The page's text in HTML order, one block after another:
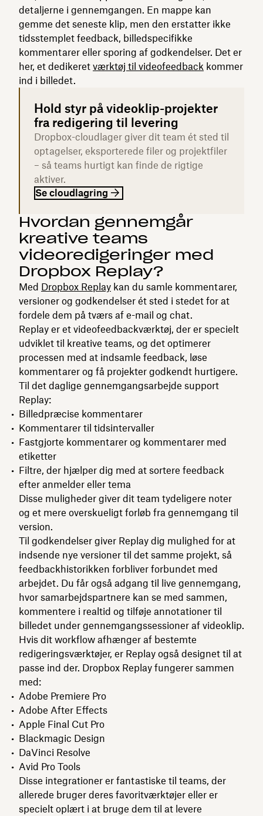
detaljerne i gennemgangen. En mappe kan
gemme det seneste klip, men den erstatter ikke
tidsstemplet feedback, billedspecifikke
kommentarer eller sporing af godkendelser. Det er
her, et dedikeret værktøj til videofeedback kommer
ind i billedet.
Hold styr på videoklip-projekter
fra redigering til levering
Dropbox-cloudlager giver dit team ét sted til
optagelser, eksporterede filer og projektfiler
– så teams hurtigt kan finde de rigtige
aktiver.
Se cloudlagring
Hvordan gennemgår
kreative teams
videoredigeringer med
Dropbox Replay?
Med Dropbox Replay kan du samle kommentarer,
versioner og godkendelser ét sted i stedet for at
fordele dem på tværs af e-mail og chat.
Replay er et videofeedbackværktøj, der er specielt
udviklet til kreative teams, og det optimerer
processen med at indsamle feedback, løse
kommentarer og få projekter godkendt hurtigere.
Til det daglige gennemgangsarbejde support
Replay:
Billedpræcise kommentarer
Kommentarer til tidsintervaller
Fastgjorte kommentarer og kommentarer med
etiketter
Filtre, der hjælper dig med at sortere feedback
efter anmelder eller tema
Disse muligheder giver dit team tydeligere noter
og et mere overskueligt forløb fra gennemgang til
version.
Til godkendelser giver Replay dig mulighed for at
indsende nye versioner til det samme projekt, så
feedbackhistorikken forbliver forbundet med
arbejdet. Du får også adgang til live gennemgang,
hvor samarbejdspartnere kan se med sammen,
kommentere i realtid og tilføje annotationer til
billedet under gennemgangssessioner af videoklip.
Hvis dit workflow afhænger af bestemte
redigeringsværktøjer, er Replay også designet til at
passe ind der. Dropbox Replay fungerer sammen
med:
Adobe Premiere Pro
Adobe After Effects
Apple Final Cut Pro
Blackmagic Design
DaVinci Resolve
Avid Pro Tools
Disse integrationer er fantastiske til teams, der
allerede bruger deres favoritværktøjer eller er
specielt oplært i at bruge dem til at levere